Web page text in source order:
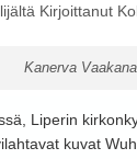
Kirjoittanut
Kanerva
Liperin
kuvat